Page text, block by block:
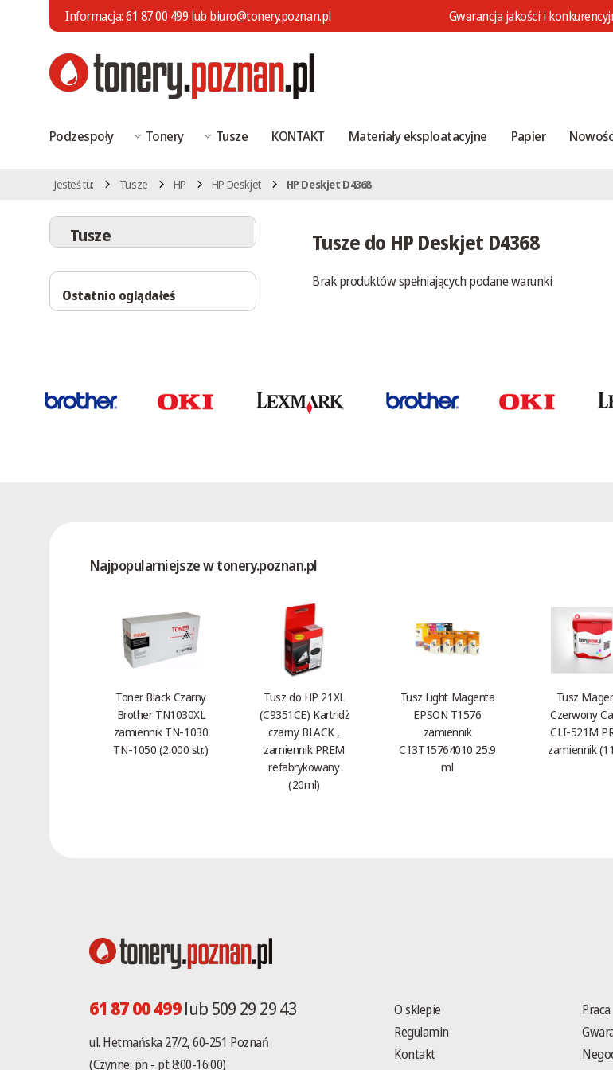
Informacja:61 87 00 499 lub biuro@tonery.poznan.pl Gwarancja jakości i
Podzespoły Tonery Tusze KONTAKT Materiały eksploatacyjne Papier
Jesteś tu: Tusze HP HP Deskjet HP Deskjet D4368
Tusze do HP Deskjet D4368
Brak produktów spełniających podane warunki
Tusze
Ostatnio oglądałeś
Najpopularniejsze w tonery.poznan.pl
Toner Black Czarny
Brother TN1030XL
zamiennik TN-1030
TN-1050 (2.000 str.)
Tusz do HP 21XL
(C9351CE) Kartridż
czarny BLACK ,
zamiennik PREM
refabrykowany
(20ml)
Tusz Light Magenta
EPSON T1576
zamiennik
C13T15764010 25.9
ml
Tusz
Czerwony
CLI-521M
zamiennik
61 87 00 499lub 509 29 29 43
ul. Hetmańska 27/2, 60-251 Poznań
(Czynne: pn - pt 8:00-16:00)
O sklepie
Regulamin
Kontakt
Praca